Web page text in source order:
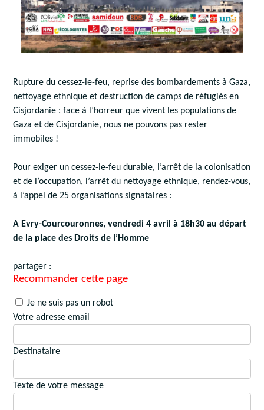
Rupture du cessez-le-feu, reprise des bombardements à Gaza,
nettoyage ethnique et destruction de camps de réfugiés en
Cisjordanie : face à l’horreur que vivent les populations de
Gaza et de Cisjordanie, nous ne pouvons pas rester
immobiles !
Pour exiger un cessez-le-feu durable, l’arrêt de la colonisation
et de l’occupation, l’arrêt du nettoyage ethnique, rendez-vous,
à l’appel de 25 organisations signataires :
A Evry-Courcouronnes, vendredi 4 avril à 18h30 au départ
de la place des Droits de l’Homme
partager :
Recommander cette page
Je ne suis pas un robot
Votre adresse email
Destinataire
Texte de votre message